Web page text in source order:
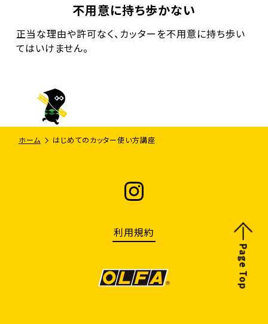
不用意に持ち歩かない
正当な理由や許可なく、カッターを不用意に持ち歩い
てはいけません。
ホーム はじめてのカッター使い方講座
利用規約
Page Top